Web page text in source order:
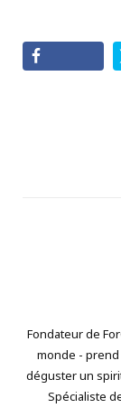
Fondateur de
monde -
déguster un
Spécialiste